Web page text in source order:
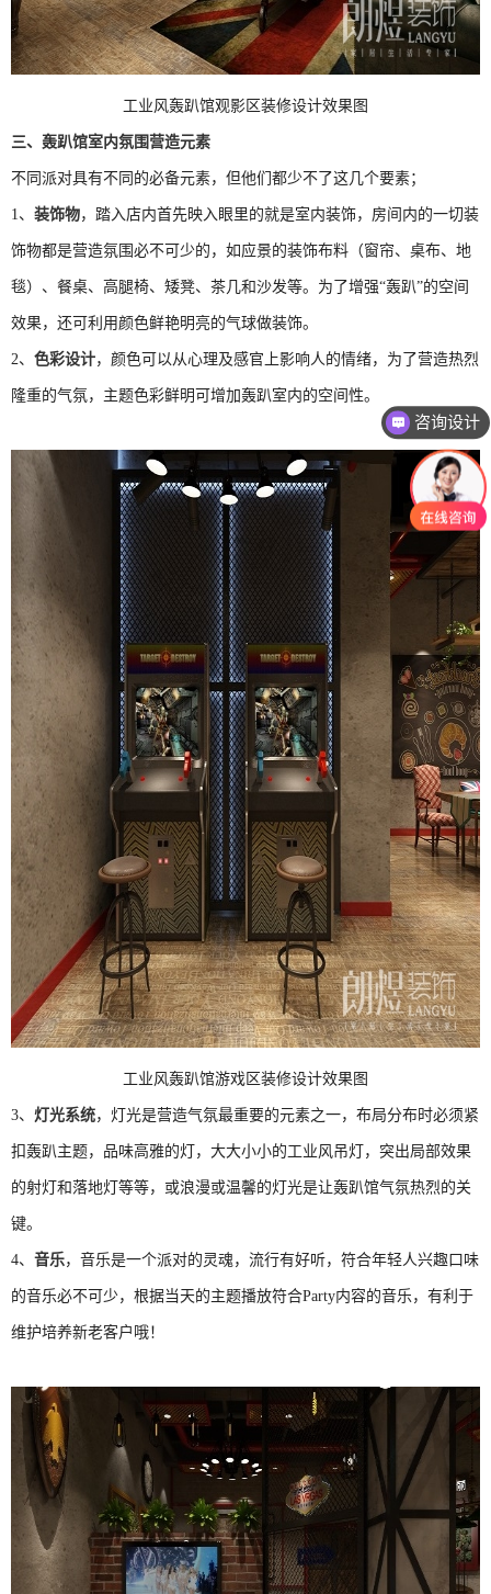
工业风轰趴馆观影区装修设计效果图
三、 轰趴馆室内氛围营造元素
不同派对具有不同的必备元素，但他们都少不了这几个要素；
1、 装饰物，踏入店内首先映入眼里的就是室内装饰，房间内的一切装
饰物都是营造氛围必不可少的，如应景的装饰布料（窗帘、桌布、地
毯）、餐桌、高腿椅、矮凳、茶几和沙发等。为了增强“轰趴”的空间
效果，还可利用颜色鲜艳明亮的气球做装饰。
2、 色彩设计，颜色可以从心理及感官上影响人的情绪，为了营造热烈
隆重的气氛，主题色彩鲜明可增加轰趴室内的空间性。
工业风轰趴馆游戏区装修设计效果图
3、 灯光系统，灯光是营造气氛最重要的元素之一，布局分布时必须紧
扣轰趴主题，品味高雅的灯，大大小小的工业风吊灯，突出局部效果
的射灯和落地灯等等，或浪漫或温馨的灯光是让轰趴馆气氛热烈的关
键。
4、 音乐，音乐是一个派对的灵魂，流行有好听，符合年轻人兴趣口味
的音乐必不可少，根据当天的主题播放符合Party内容的音乐，有利于
维护培养新老客户哦！
咨询设计